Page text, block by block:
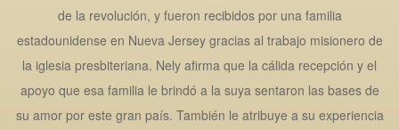
de la revolución, y fueron recibidos por una familia
estadounidense en Nueva Jersey gracias al trabajo misionero de
la iglesia presbiteriana. Nely afirma que la cálida recepción y el
apoyo que esa familia le brindó a la suya sentaron las bases de
su amor por este gran país. También le atribuye a su experiencia